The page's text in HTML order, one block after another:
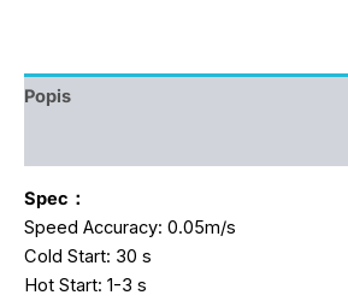
Popis
Spec：
Speed Accuracy: 0.05m/s
Cold Start: 30 s
Hot Start: 1-3 s